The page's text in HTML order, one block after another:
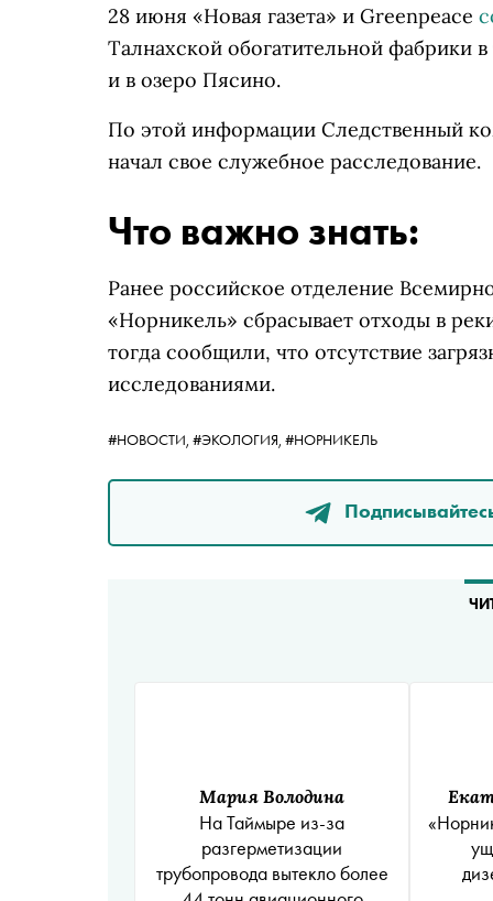
28 июня «Новая газета» и Greenpеace
Талнахской обогатительной фабрики
и в озеро Пясино.
По этой информации Следственный
начал свое служебное расследование.
Что важно знать:
Ранее российское отделение
«Норникель» сбрасывает отходы в
тогда сообщили, что отсутствие
исследованиями.
#НОВОСТИ, #ЭКОЛОГИЯ, #НОРНИКЕЛЬ
Мария Володина
На Таймыре из-за
разгерметизации
трубопровода вытекло более